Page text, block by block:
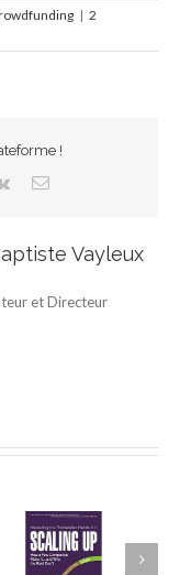
| 2
!
Vk Email
Vayleux
et Directeur